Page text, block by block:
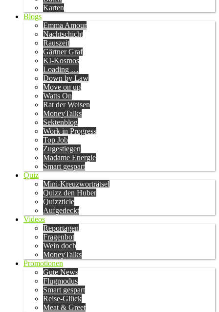
Karten
Blogs
Emma Amour
Nachtschicht
Rauszeit
Gärtner Graf
KI-Kosmos
Loading …
Down by Law
Move on up
Watts On
Rat der Weisen
MoneyTalks
Sektenblog
Work in Progress
Top Job
Zugestiegen
Madame Energie
Smart gespart
Quiz
Mini-Kreuzworträtsel
Quizz den Huber
Quizzticle
Aufgedeckt
Videos
Reportagen
Fragenbot
Wein doch
MoneyTalks
Promotionen
Gute News
Flugmodus
Smart gespart
Reise-Glück
Meat & Greet